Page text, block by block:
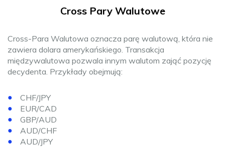
Cross Pary Walutowe
Cross-Para Walutowa oznacza parę walutową, która nie
zawiera dolara amerykańskiego. Transakcja
międzywalutowa pozwala innym walutom zająć pozycję
decydenta. Przykłady obejmują:
CHF/JPY
EUR/CAD
GBP/AUD
AUD/CHF
AUD/JPY